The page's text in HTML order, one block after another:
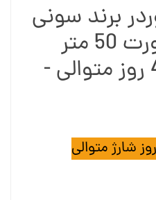
برند سونی
- مدل B52 - ساپورت 50 متر
مربع - شارژدهی 4 روز متوالی -